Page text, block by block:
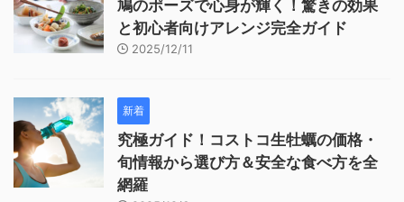
鳩のポーズで心身が輝く！驚きの効果
と初心者向けアレンジ完全ガイド
2025/12/11
新着
究極ガイド！コストコ生牡蠣の価格・
旬情報から選び方＆安全な食べ方を全
網羅